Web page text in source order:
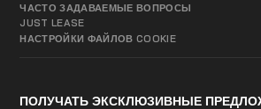
ЧАСТО ЗАДАВАЕМЫЕ ВОПРОСЫ
JUST LEASE
НАСТРОЙКИ ФАЙЛОВ COOKIE
ПОЛУЧАТЬ ЭКСКЛЮЗИВНЫЕ